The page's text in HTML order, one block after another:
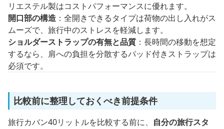
リエステル製はコストパフォーマンスに優れます。
開口部の構造 ：全開きできるタイプは荷物の出し入れがス
ムーズで、旅行中のストレスを軽減します。
ショルダーストラップの有無と品質 ：長時間の移動を想定
するなら、肩への負担を分散するパッド付きストラップは
必須です。
比較前に整理しておくべき前提条件
旅行カバン40リットルを比較する前に、 自分の旅行スタ